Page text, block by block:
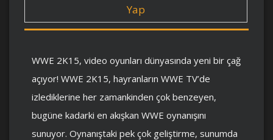
Yap
WWE 2K15, video oyunları dünyasında yeni bir çağ
açıyor! WWE 2K15, hayranların WWE TV’de
izlediklerine her zamankinden çok benzeyen,
bugüne kadarki en akışkan WWE oynanışını
sunuyor. Oynanıştaki pek çok geliştirme, sunumda